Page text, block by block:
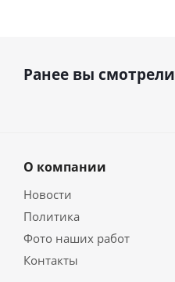
Ранее вы смотрели
О компании
Новости
Политика
Фото наших работ
Контакты